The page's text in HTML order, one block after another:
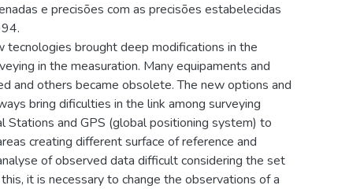
e precisões com as precisões estabelecidas
tecnologies brought deep modifications in the
in the measuration. Many equipaments and
and others became obsolete. The new options and
bring dificulties in the link among surveying
Stations and GPS (global positioning system) to
creating different surface of reference and
of observed data difficult considering the set
it is necessary to change the observations of a